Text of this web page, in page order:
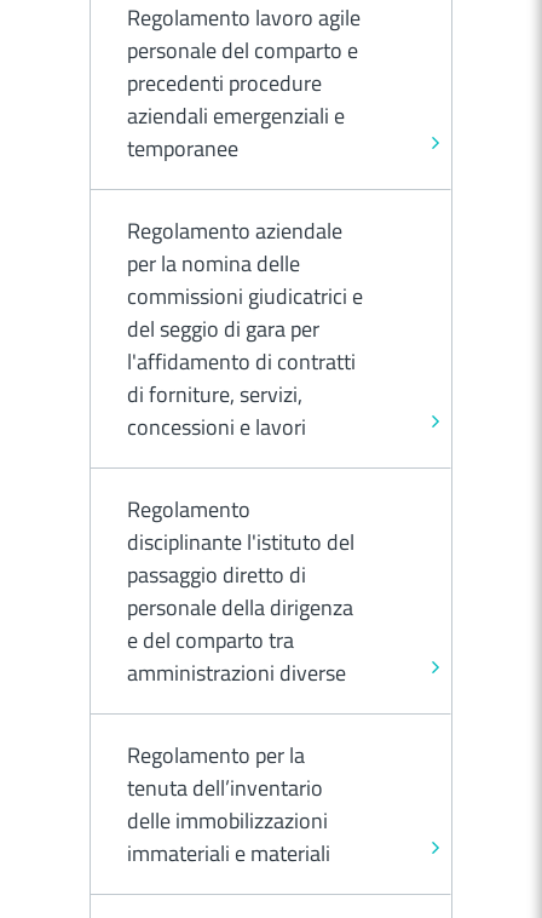
Regolamento lavoro agile
personale del comparto e
precedenti procedure
aziendali emergenziali e
temporanee
Regolamento aziendale
per la nomina delle
commissioni giudicatrici e
del seggio di gara per
l'affidamento di contratti
di forniture, servizi,
concessioni e lavori
Regolamento
disciplinante l'istituto del
passaggio diretto di
personale della dirigenza
e del comparto tra
amministrazioni diverse
Regolamento per la
tenuta dell’inventario
delle immobilizzazioni
immateriali e materiali